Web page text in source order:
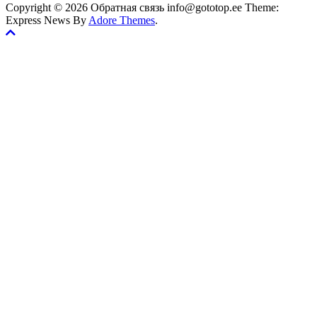
Copyright © 2026 Обратная связь info@gototop.ee Theme:
Express News By Adore Themes.